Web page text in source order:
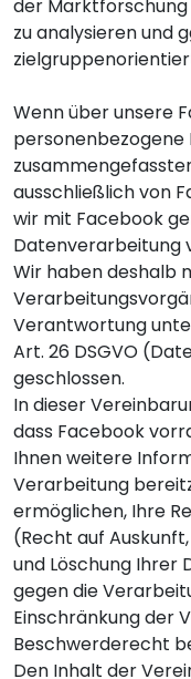
der
zu analysieren und
Wenn über unsere
personenbezogene
ausschließlich von
wir mit Facebook
Datenverarbeitung
Wir haben deshalb
Verantwortung
Art. 26 DSGVO
geschlossen.
In dieser
dass Facebook
Ihnen weitere
Verarbeitung
ermöglichen, Ihre
(Recht auf
und Löschung Ihrer
gegen die
Einschränkung der
Beschwerderecht
Den Inhalt der